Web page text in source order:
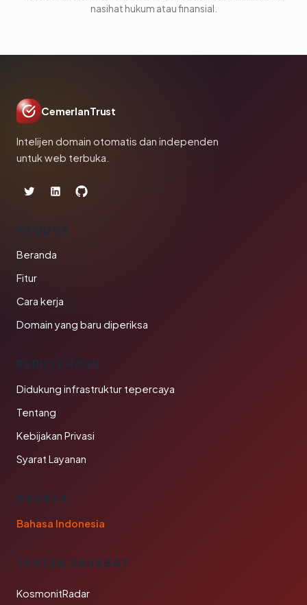
nasihat hukum atau finansial.
CemerlanTrust
Intelijen domain otomatis dan independen
untuk web terbuka.
PRODUK
Beranda
Fitur
Cara kerja
Domain yang baru diperiksa
PERUSAHAAN
Didukung infrastruktur tepercaya
Tentang
Kebijakan Privasi
Syarat Layanan
BAHASA
Bahasa Indonesia
TAUTAN SAHABAT
KosmonitRadar